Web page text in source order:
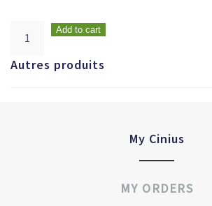
Add to cart
Autres produits
My Cinius
MY ORDERS